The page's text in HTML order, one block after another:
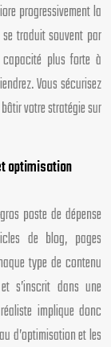
progressivement la
traduit souvent par
plus forte à
Vous sécurisez
votre stratégie sur
optimisation
poste de dépense
de blog, pages
type de contenu
s’inscrit dans une
implique donc
d’optimisation et les